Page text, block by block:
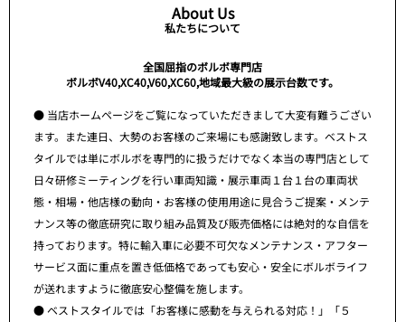
About Us
私たちについて
全国屈指のボルボ専門店
ボルボV40,XC40,V60,XC60,地域最大級の展示台数です。
● 当店ホームページをご覧になっていただきまして大変有難うござい
ます。また連日、大勢のお客様のご来場にも感謝致します。ベストス
タイルでは単にボルボを専門的に扱うだけでなく本当の専門店として
日々研修ミーティングを行い車両知識・展示車両１台１台の車両状
態・相場・他店様の動向・お客様の使用用途に見合うご提案・メンテ
ナンス等の徹底研究に取り組み品質及び販売価格には絶対的な自信を
持っております。特に輸入車に必要不可欠なメンテナンス・アフター
サービス面に重点を置き低価格であっても安心・安全にボルボライフ
が送れますように徹底安心整備を施します。
● ベストスタイルでは「お客様に感動を与えられる対応！」「５